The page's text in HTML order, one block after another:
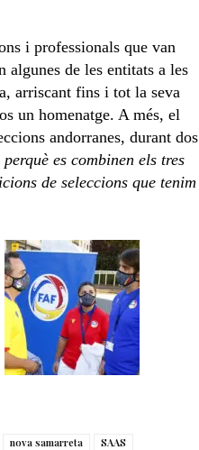
i professionals que van
de les entitats a les
arriscant fins i tot la seva
un homenatge. A més, el
andorranes, durant dos
es combinen els tres
de seleccions que tenim
nova samarreta SAAS